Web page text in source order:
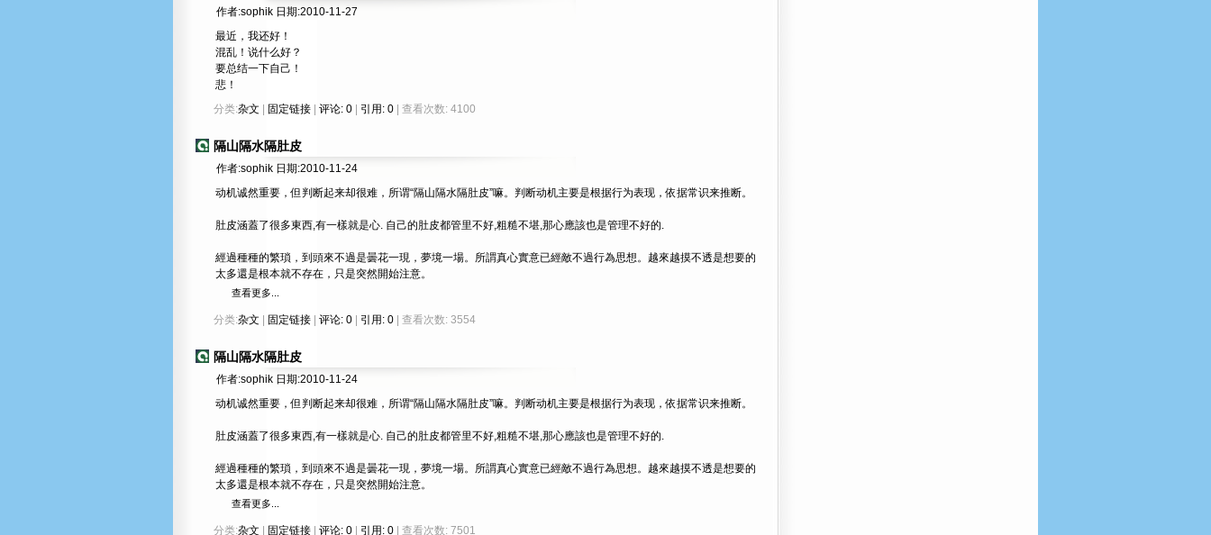
作者:sophik 日期:2010-11-27
最近，我还好！
混乱！说什么好？
要总结一下自己！
悲！
分类:杂文 固定链接 评论: 0 引用: 0 | 查看次数: 4100
隔山隔水隔肚皮
作者:sophik 日期:2010-11-24
动机诚然重要，但判断起来却很难，所谓“隔山隔水隔肚皮”嘛。判断动机主要是根据行为表现，依据常识来推断。
肚皮涵蓋了很多東西,有一樣就是心. 自己的肚皮都管里不好,粗糙不堪,那心應該也是管理不好的.
經過種種的繁瑣，到頭來不過是曇花一現，夢境一場。所謂真心實意已經敵不過行為思想。越來越摸不透是想要的
太多還是根本就不存在，只是突然開始注意。
查看更多...
分类:杂文 固定链接 评论: 0 引用: 0 | 查看次数: 3554
隔山隔水隔肚皮
作者:sophik 日期:2010-11-24
动机诚然重要，但判断起来却很难，所谓“隔山隔水隔肚皮”嘛。判断动机主要是根据行为表现，依据常识来推断。
肚皮涵蓋了很多東西,有一樣就是心. 自己的肚皮都管里不好,粗糙不堪,那心應該也是管理不好的.
經過種種的繁瑣，到頭來不過是曇花一現，夢境一場。所謂真心實意已經敵不過行為思想。越來越摸不透是想要的
太多還是根本就不存在，只是突然開始注意。
查看更多...
分类:杂文 固定链接 评论: 0 引用: 0 | 查看次数: 7501